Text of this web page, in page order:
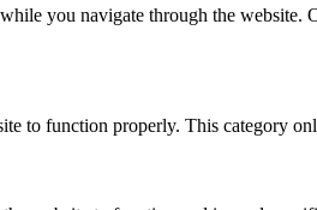
you navigate through the website.
to function properly. This category